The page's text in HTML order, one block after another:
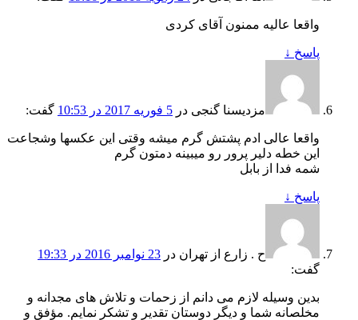
واقعا عالیه ممنون آقای کردی
پاسخ ↓
مزدیسنا گنجی در 5 فوریه 2017 در 10:53 گفت:
واقعا عالی ادم پشتش گرم میشه وقتی این عکسها وشجاعت
این خطه دلیر پرور رو میبینه دمتون گرم
شمه فدا از بابل
پاسخ ↓
ح . زارع از تهران در 23 نوامبر 2016 در 19:33
گفت:
بدین وسیله لازم می دانم از زحمات و تلاش های مجدانه و
مخلصانه شما و دیگر دوستان تقدیر و تشکر نمایم. مؤفق و